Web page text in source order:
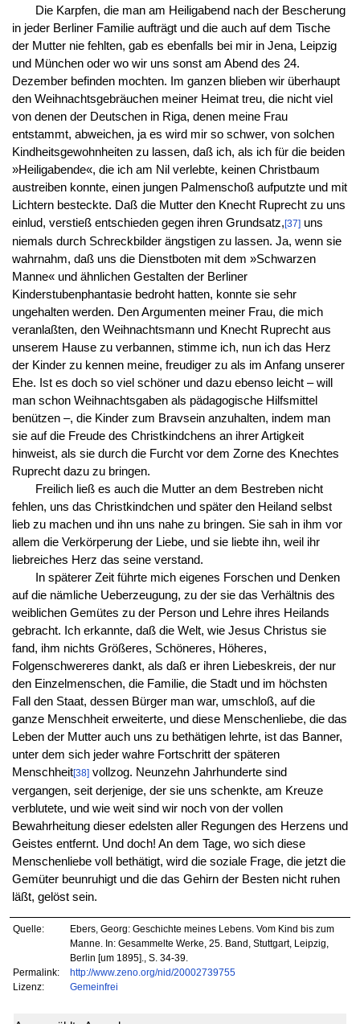
Die Karpfen, die man am Heiligabend nach der Bescherung
in jeder Berliner Familie aufträgt und die auch auf dem Tische
der Mutter nie fehlten, gab es ebenfalls bei mir in Jena, Leipzig
und München oder wo wir uns sonst am Abend des 24.
Dezember befinden mochten. Im ganzen blieben wir überhaupt
den Weihnachtsgebräuchen meiner Heimat treu, die nicht viel
von denen der Deutschen in Riga, denen meine Frau
entstammt, abweichen, ja es wird mir so schwer, von solchen
Kindheitsgewohnheiten zu lassen, daß ich, als ich für die beiden
»Heiligabende«, die ich am Nil verlebte, keinen Christbaum
austreiben konnte, einen jungen Palmenschoß aufputzte und mit
Lichtern besteckte. Daß die Mutter den Knecht Ruprecht zu uns
einlud, verstieß entschieden gegen ihren Grundsatz,[37]uns
niemals durch Schreckbilder ängstigen zu lassen. Ja, wenn sie
wahrnahm, daß uns die Dienstboten mit dem »Schwarzen
Manne« und ähnlichen Gestalten der Berliner
Kinderstubenphantasie bedroht hatten, konnte sie sehr
ungehalten werden. Den Argumenten meiner Frau, die mich
veranlaßten, den Weihnachtsmann und Knecht Ruprecht aus
unserem Hause zu verbannen, stimme ich, nun ich das Herz
der Kinder zu kennen meine, freudiger zu als im Anfang unserer
Ehe. Ist es doch so viel schöner und dazu ebenso leicht – will
man schon Weihnachtsgaben als pädagogische Hilfsmittel
benützen –, die Kinder zum Bravsein anzuhalten, indem man
sie auf die Freude des Christkindchens an ihrer Artigkeit
hinweist, als sie durch die Furcht vor dem Zorne des Knechtes
Ruprecht dazu zu bringen.
Freilich ließ es auch die Mutter an dem Bestreben nicht
fehlen, uns das Christkindchen und später den Heiland selbst
lieb zu machen und ihn uns nahe zu bringen. Sie sah in ihm vor
allem die Verkörperung der Liebe, und sie liebte ihn, weil ihr
liebreiches Herz das seine verstand.
In späterer Zeit führte mich eigenes Forschen und Denken
auf die nämliche Ueberzeugung, zu der sie das Verhältnis des
weiblichen Gemütes zu der Person und Lehre ihres Heilands
gebracht. Ich erkannte, daß die Welt, wie Jesus Christus sie
fand, ihm nichts Größeres, Schöneres, Höheres,
Folgenschwereres dankt, als daß er ihren Liebeskreis, der nur
den Einzelmenschen, die Familie, die Stadt und im höchsten
Fall den Staat, dessen Bürger man war, umschloß, auf die
ganze Menschheit erweiterte, und diese Menschenliebe, die das
Leben der Mutter auch uns zu bethätigen lehrte, ist das Banner,
unter dem sich jeder wahre Fortschritt der späteren
Menschheit[38]vollzog. Neunzehn Jahrhunderte sind
vergangen, seit derjenige, der sie uns schenkte, am Kreuze
verblutete, und wie weit sind wir noch von der vollen
Bewahrheitung dieser edelsten aller Regungen des Herzens und
Geistes entfernt. Und doch! An dem Tage, wo sich diese
Menschenliebe voll bethätigt, wird die soziale Frage, die jetzt die
Gemüter beunruhigt und die das Gehirn der Besten nicht ruhen
läßt, gelöst sein.
Quelle:
Ebers, Georg: Geschichte meines Lebens. Vom Kind bis zum
Manne. In: Gesammelte Werke, 25. Band, Stuttgart, Leipzig,
Berlin [um 1895]., S. 34-39.
Permalink:
http://www.zeno.org/nid/20002739755
Lizenz:
Gemeinfrei